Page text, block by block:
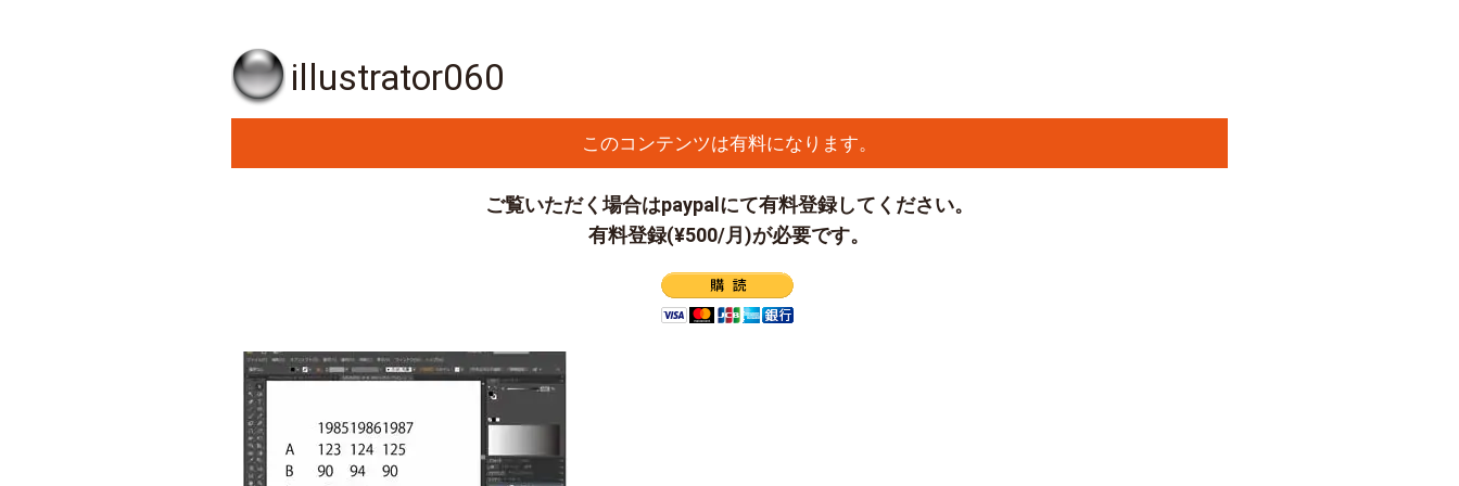
illustrator060
このコンテンツは有料になります。
ご覧いただく場合はpaypalにて有料登録してください。
有料登録(¥500/月)が必要です。